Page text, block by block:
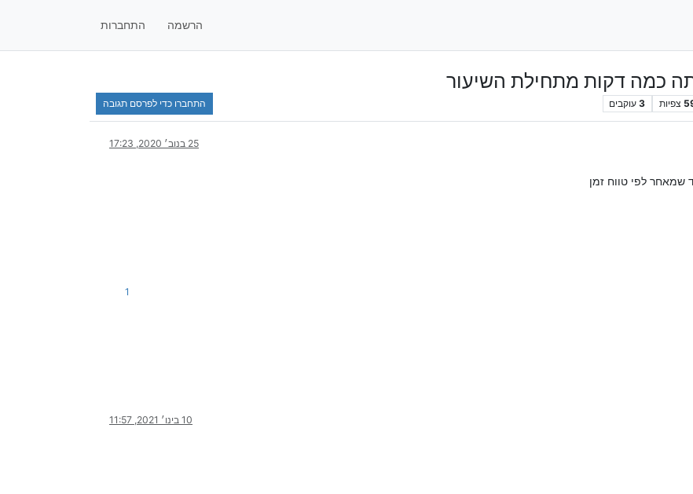
הרשמה התחברות
כמה דקות מתחילת השיעור
צפיות 3 עוקבים התחברו כדי לפרסם תגובה
25 בנוב׳ 2020, 17:23
שמאחר לפי טווח זמן
1
10 בינו׳ 2021, 11:57